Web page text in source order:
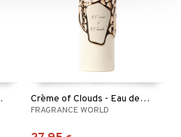
parfum Crème of Clouds - Eau de parfum
FRAGRANCE WORLD